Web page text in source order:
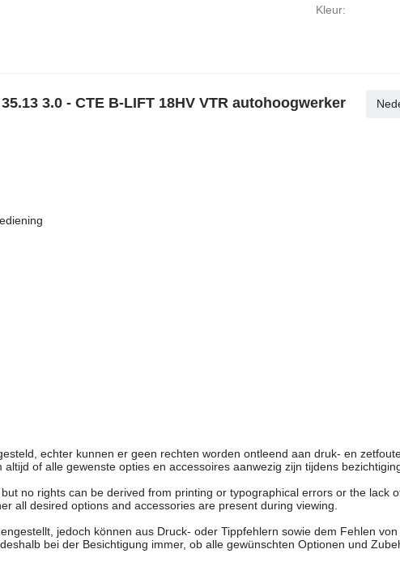
Kleur:
3.0 - CTE B-LIFT 18HV VTR autohoogwerker
echter kunnen er geen rechten worden ontleend aan druk- en
of alle gewenste opties en accessoires aanwezig zijn tijdens
no rights can be derived from printing or typographical errors or the lack
all desired options and accessories are present during viewing.
jedoch können aus Druck- oder Tippfehlern sowie dem Fehlen
bei der Besichtigung immer, ob alle gewünschten Optionen und